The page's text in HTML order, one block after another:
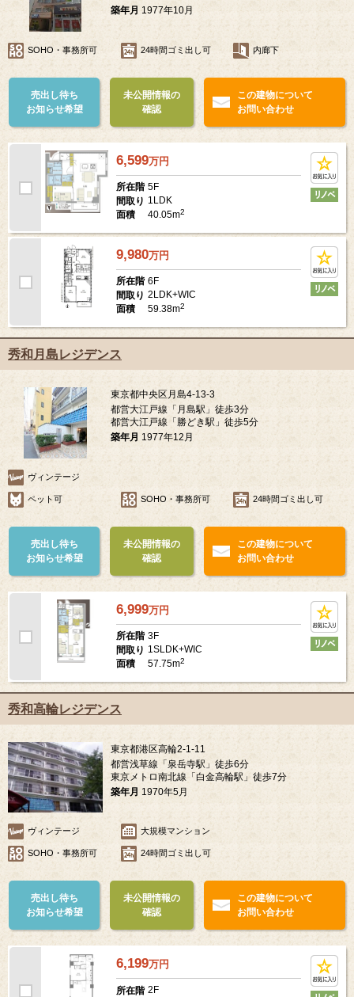
築年月 1977年10月
SOHO・事務所可 24時間ゴミ出し可 内廊下
売出し待ち
お知らせ希望
未公開情報の
確認
この建物について
お問い合わせ
6,599万円
所在階 5F
間取り 1LDK
面積
40.05m2
9,980万円
所在階 6F
間取り 2LDK+WIC
面積
59.38m2
秀和月島レジデンス
東京都中央区月島4-13-3
都営大江戸線「月島駅」徒歩3分
都営大江戸線「勝どき駅」徒歩5分
築年月 1977年12月
ヴィンテージ
ペット可 SOHO・事務所可 24時間ゴミ出し可
売出し待ち
お知らせ希望
未公開情報の
確認
この建物について
お問い合わせ
6,999万円
所在階 3F
間取り 1SLDK+WIC
面積
57.75m2
秀和高輪レジデンス
東京都港区高輪2-1-11
都営浅草線「泉岳寺駅」徒歩6分
東京メトロ南北線「白金高輪駅」徒歩7分
築年月 1970年5月
ヴィンテージ 大規模マンション
SOHO・事務所可 24時間ゴミ出し可
売出し待ち
お知らせ希望
未公開情報の
確認
この建物について
お問い合わせ
6,199万円
所在階 2F